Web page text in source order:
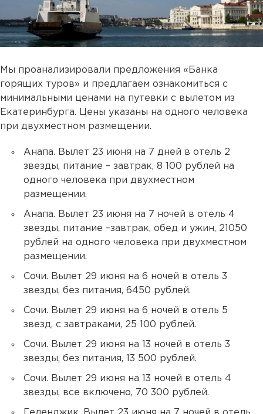
Мы проанализировали предложения «Банка
горящих туров» и предлагаем ознакомиться с
минимальными ценами на путевки с вылетом из
Екатеринбурга. Цены указаны на одного человека
при двухместном размещении.
Анапа. Вылет 23 июня на 7 дней в отель 2
звезды, питание – завтрак, 8 100 рублей на
одного человека при двухместном
размещении.
Анапа. Вылет 23 июня на 7 ночей в отель 4
звезды, питание –завтрак, обед и ужин, 21050
рублей на одного человека при двухместном
размещении.
Сочи. Вылет 29 июня на 6 ночей в отель 3
звезды, без питания, 6450 рублей.
Сочи. Вылет 29 июня на 6 ночей в отель 5
звезд, с завтраками, 25 100 рублей.
Сочи. Вылет 29 июня на 13 ночей в отель 3
звезды, без питания, 13 500 рублей.
Сочи. Вылет 29 июня на 13 ночей в отель 4
звезды, все включено, 70 300 рублей.